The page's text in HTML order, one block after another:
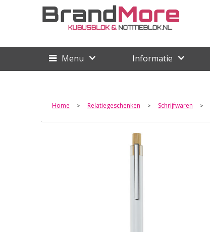
Menu Informatie
Home > Relatiegeschenken > Schrijfwaren >